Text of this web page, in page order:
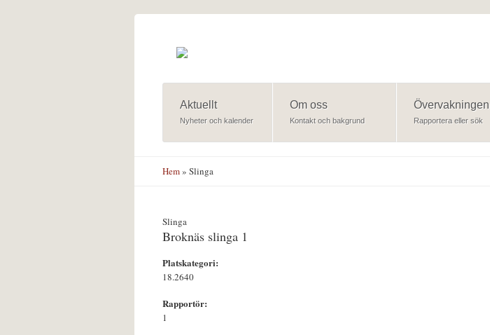
Aktuellt
Nyheter och kalender
Om oss
Kontakt och bakgrund
Övervakningen
Rapportera eller sök
Hem» Slinga
Slinga
Broknäs slinga 1
Platskategori:
18.2640
Rapportör:
1